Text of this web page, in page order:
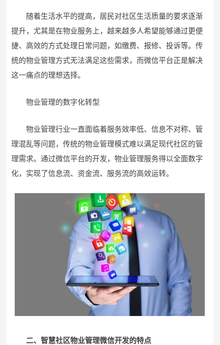
随着生活水平的提高，居民对社区生活质量的要求逐渐
提升，尤其是在物业服务上，越来越多人希望能够通过更便
捷、高效的方式处理日常问题，如缴费、报修、投诉等。传
统的物业管理方式无法满足这些需求，而微信平台正是解决
这一痛点的理想选择。
物业管理的数字化转型
物业管理行业一直面临着服务效率低、信息不对称、管
理混乱等问题，传统的物业管理模式难以满足现代社区的管
理需求。通过微信平台的开发，物业管理服务得以全面数字
化，实现了信息流、资金流、服务流的高效运转。
二、智慧社区物业管理微信开发的特点